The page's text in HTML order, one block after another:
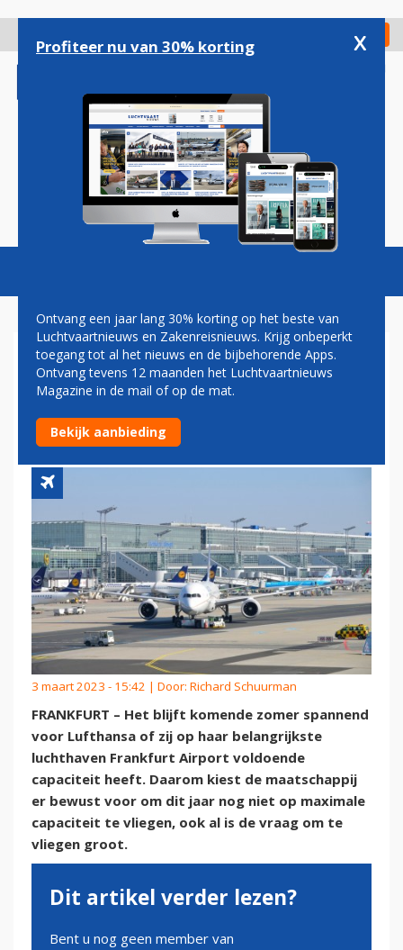
gaan
Check in
Magazine Podcasts Vacatures
LUFTHANSA-BAAS BEZORGD
OVER CAPACITEIT
FRANKFURT
3 maart 2023 - 15:42 | Door: Richard Schuurman
FRANKFURT – Het blijft komende zomer spannend
voor Lufthansa of zij op haar belangrijkste
luchthaven Frankfurt Airport voldoende
capaciteit heeft. Daarom kiest de maatschappij
er bewust voor om dit jaar nog niet op maximale
capaciteit te vliegen, ook al is de vraag om te
vliegen groot.
Dit artikel verder lezen?
Bent u nog geen member van
Profiteer nu van 30% korting x
Ontvang een jaar lang 30% korting op het beste van
Luchtvaartnieuws en Zakenreisnieuws. Krijg onbeperkt
toegang tot al het nieuws en de bijbehorende Apps.
Ontvang tevens 12 maanden het Luchtvaartnieuws
Magazine in de mail of op de mat.
Bekijk aanbieding